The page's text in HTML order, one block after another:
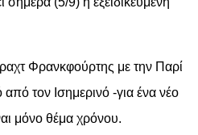
Φρανκφούρτης με την Παρί
από τον Ισημερινό -για ένα νέο
μόνο θέμα χρόνου.